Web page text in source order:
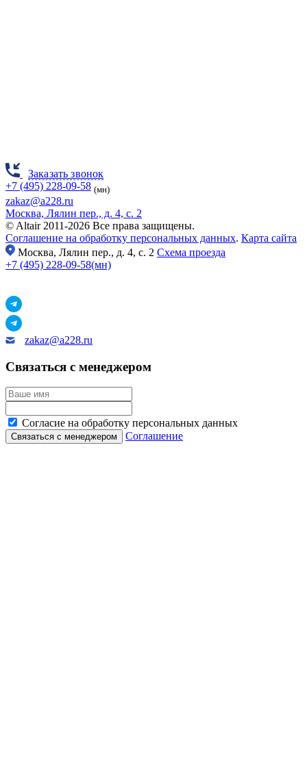
Заказать звонок
+7 (495) 228-09-58 (мн)
zakaz@a228.ru
Москва, Лялин пер., д. 4, с. 2
© Altair 2011-2026 Все права защищены.
Соглашение на обработку персональных данных. Карта сайта
Москва, Лялин пер., д. 4, с. 2 Схема проезда
+7 (495) 228-09-58(мн)
zakaz@a228.ru
Связаться с менеджером
Согласие на обработку персональных данных
Соглашение